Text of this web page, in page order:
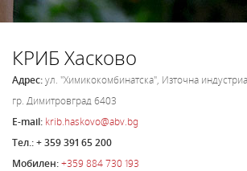
КРИБ Хасково
Адрес:ул. "Химикокомбинатска", Източна
гр. Димитровград 6403
E-mail: krib.haskovo@abv.bg
Тел.: + 359 391 65 200
Мобилен:+359 884 730 193